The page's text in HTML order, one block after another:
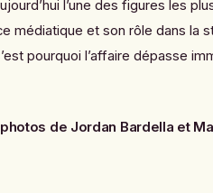
l’une des figures les
médiatique et son rôle dans la
pourquoi l’affaire dépasse
de Jordan Bardella et